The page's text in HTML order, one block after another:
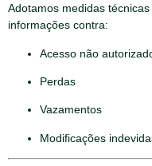
Adotamos medidas
informações contra:
Acesso não
Perdas
Vazamentos
Modificações